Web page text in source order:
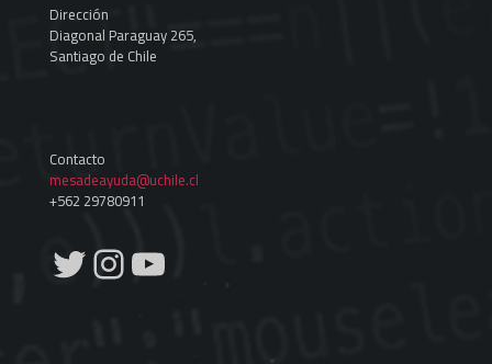
Dirección
Diagonal Paraguay 265,
Santiago de Chile
Contacto
mesadeayuda@uchile.cl
+562 29780911
Twitter
Instagram
YouTube